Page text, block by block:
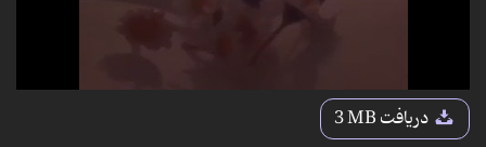
0
دریافت3 MB